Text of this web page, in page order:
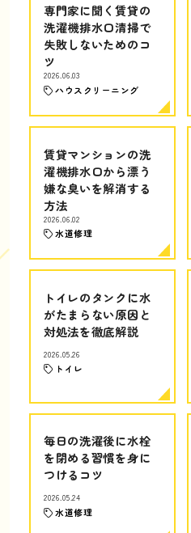
専門家に聞く賃貸の
洗濯機排水口清掃で
失敗しないためのコ
ツ
2026.06.03
ハウスクリーニング
賃貸マンションの洗
濯機排水口から漂う
嫌な臭いを解消する
方法
2026.06.02
水道修理
トイレのタンクに水
がたまらない原因と
対処法を徹底解説
2026.05.26
トイレ
毎日の洗濯後に水栓
を閉める習慣を身に
つけるコツ
2026.05.24
水道修理